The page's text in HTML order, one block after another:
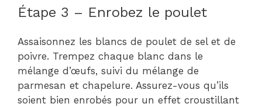
Étape 3 – Enrobez le poulet
Assaisonnez les blancs de poulet de sel et de
poivre. Trempez chaque blanc dans le
mélange d’œufs, suivi du mélange de
parmesan et chapelure. Assurez-vous qu’ils
soient bien enrobés pour un effet croustillant